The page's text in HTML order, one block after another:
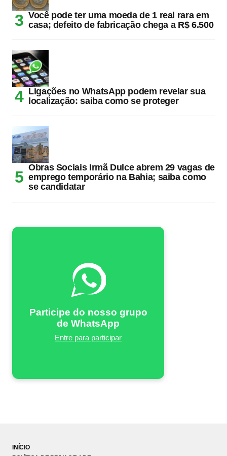
Você pode ter uma moeda de 1 real rara em
casa; defeito de fabricação chega a R$ 6.500
Ligações no WhatsApp podem revelar sua
localização: saiba como se proteger
Obras Sociais Irmã Dulce abrem 29 vagas de
emprego temporário na Bahia; saiba como
se candidatar
Participe do nosso grupo
de WhatsApp
Entre para participar
INÍCIO